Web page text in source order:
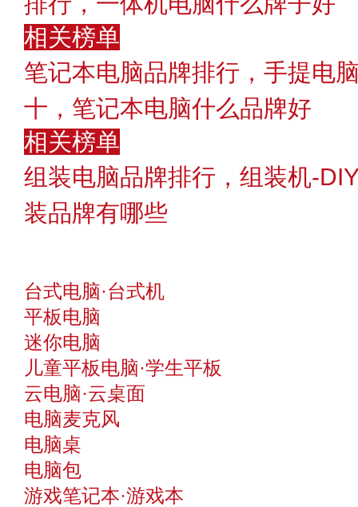
相关榜单
笔记本电脑品牌排行，手提电
十，笔记本电脑什么品牌好
相关榜单
组装电脑品牌排行，组装机-
装品牌有哪些
台式电脑·台式机
平板电脑
迷你电脑
儿童平板电脑·学生平板
云电脑·云桌面
电脑麦克风
电脑桌
电脑包
游戏笔记本·游戏本